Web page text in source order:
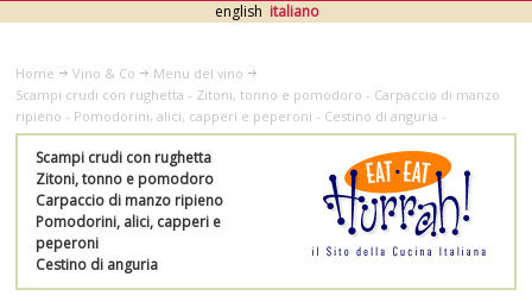
ROSSI
BIANCHI
ROSATI
SPUMANTI
DESSERT
english italiano
Home Vino & Co
Menu del vino
Scampi crudi con rughetta - Zitoni, tonno e pomodoro - Carpaccio di manzo
ripieno - Pomodorini, alici, capperi e peperoni - Cestino di anguria -
Scampi crudi con rughetta
Zitoni, tonno e pomodoro
Carpaccio di manzo ripieno
Pomodorini, alici, capperi e
peperoni
Cestino di anguria